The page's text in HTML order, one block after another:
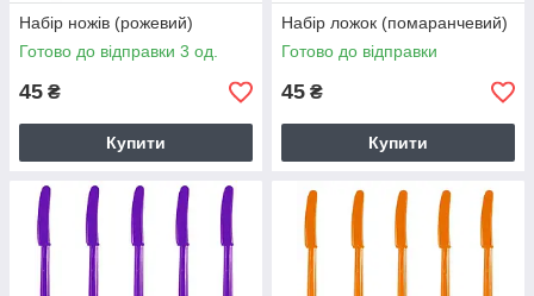
Набір ножів (рожевий)
Готово до відправки 3 од.
45 ₴
Купити
Набір ложок (помаранчевий)
Готово до відправки
45 ₴
Купити